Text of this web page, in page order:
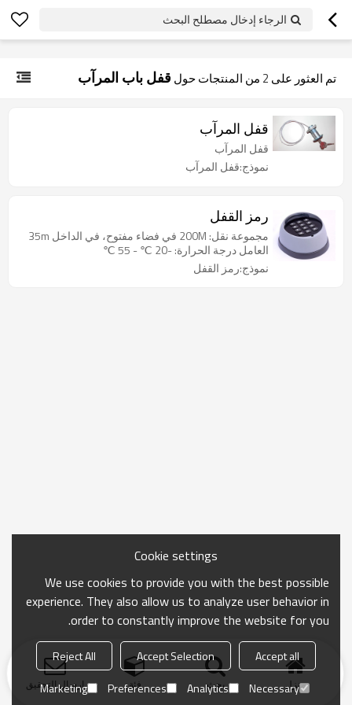
googlea70fe95786458a77.html
الرجاء إدخال مصطلح البحث
تم العثور على 2 من المنتجات حول قفل باب المرآب
قفل المرآب
قفل المرآب
نموذج:قفل المرآب
رمز القفل
مجموعة نقل: 200M في فضاء مفتوح، في الداخل 35m
العامل درجة الحرارة: -20 ℃ - 55 ℃
نموذج:رمز القفل
منزل بحث فئة ارسال التحقيق
Cookie settings
We use cookies to provide you with the best possible
experience. They also allow us to analyze user behavior in
order to constantly improve the website for you.
Accept all
Accept Selection
Reject All
Necessary
Analytics
Preferences
Marketing